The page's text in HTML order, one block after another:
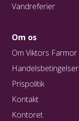
Vandreferier
Om os
Om Viktors Farmor
Handelsbetingelser
Prispolitik
Kontakt
Kontoret